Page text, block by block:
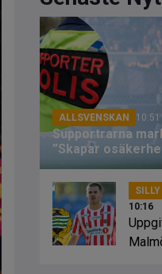
ALLSVENSKAN 10:51
Supportrarna
”Skapar
10:16